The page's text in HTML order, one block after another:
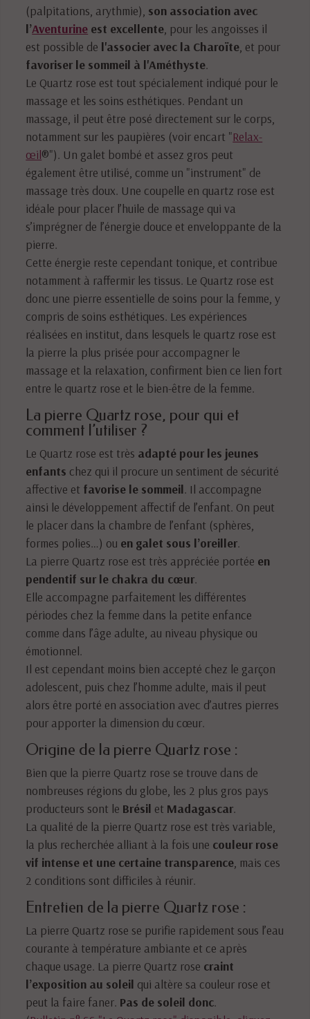
(palpitations, arythmie), son association avec
l’Aventurine est excellente , pour les angoisses il
est possible de l'associer avec la Charoïte , et pour
favoriser le sommeil à l'Améthyste.
Le Quartz rose est tout spécialement indiqué pour le
massage et les soins esthétiques. Pendant un
massage, il peut être posé directement sur le corps,
notamment sur les paupières (voir encart "Relax-
œil®"). Un galet bombé et assez gros peut
également être utilisé, comme un "instrument" de
massage très doux. Une coupelle en quartz rose est
idéale pour placer l’huile de massage qui va
s’imprégner de l’énergie douce et enveloppante de la
pierre.
Cette énergie reste cependant tonique, et contribue
notamment à raffermir les tissus. Le Quartz rose est
donc une pierre essentielle de soins pour la femme, y
compris de soins esthétiques. Les expériences
réalisées en institut, dans lesquels le quartz rose est
la pierre la plus prisée pour accompagner le
massage et la relaxation, confirment bien ce lien fort
entre le quartz rose et le bien-être de la femme.
La pierre Quartz rose, pour qui et
comment l’utiliser ?
Le Quartz rose est très adapté pour les jeunes
enfants chez qui il procure un sentiment de sécurité
affective et favorise le sommeil. Il accompagne
ainsi le développement affectif de l’enfant. On peut
le placer dans la chambre de l’enfant (sphères,
formes polies…) ou en galet sous l’oreiller.
La pierre Quartz rose est très appréciée portée en
pendentif sur le chakra du cœur.
Elle accompagne parfaitement les différentes
périodes chez la femme dans la petite enfance
comme dans l’âge adulte, au niveau physique ou
émotionnel.
Il est cependant moins bien accepté chez le garçon
adolescent, puis chez l’homme adulte, mais il peut
alors être porté en association avec d’autres pierres
pour apporter la dimension du cœur.
Origine de la pierre Quartz rose :
Bien que la pierre Quartz rose se trouve dans de
nombreuses régions du globe, les 2 plus gros pays
producteurs sont le Brésil et Madagascar.
La qualité de la pierre Quartz rose est très variable,
la plus recherchée alliant à la fois une couleur rose
vif intense et une certaine transparence , mais ces
2 conditions sont difficiles à réunir.
Entretien de la pierre Quartz rose :
La pierre Quartz rose se purifie rapidement sous l’eau
courante à température ambiante et ce après
chaque usage. La pierre Quartz rose craint
l’exposition au soleil qui altère sa couleur rose et
peut la faire faner. Pas de soleil donc.